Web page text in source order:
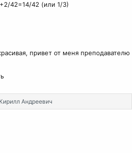
42=14/42 (или 1/3)
привет от меня преподавателю
Андреевич